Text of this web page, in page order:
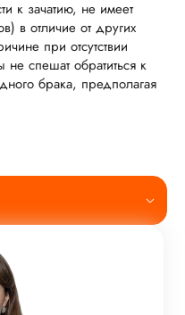
к зачатию, не имеет
в отличие от других
при отсутствии
спешат обратиться к
брака, предполагая